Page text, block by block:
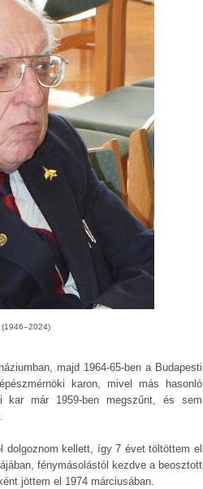
majd 1964-65-ben a Budapesti
karon, mivel más hasonló
kar már 1959-ben megszűnt, és sem
dolgoznom kellett, így 7 évet töltöttem el
fénymásolástól kezdve a beosztott
jöttem el 1974 márciusában.